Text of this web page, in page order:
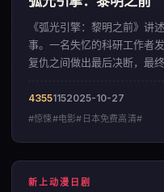
《弧光引擎：黎明之前》讲
事。一名失忆的科研工作者
复仇之间做出最后决断，最
43551152025-10-27
#惊悚#电影#日本免费高清#
新上动漫日剧